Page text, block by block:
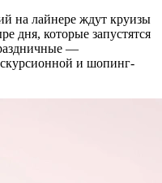
на лайнере ждут круизы
дня, которые запустятся
—
и шопинг-